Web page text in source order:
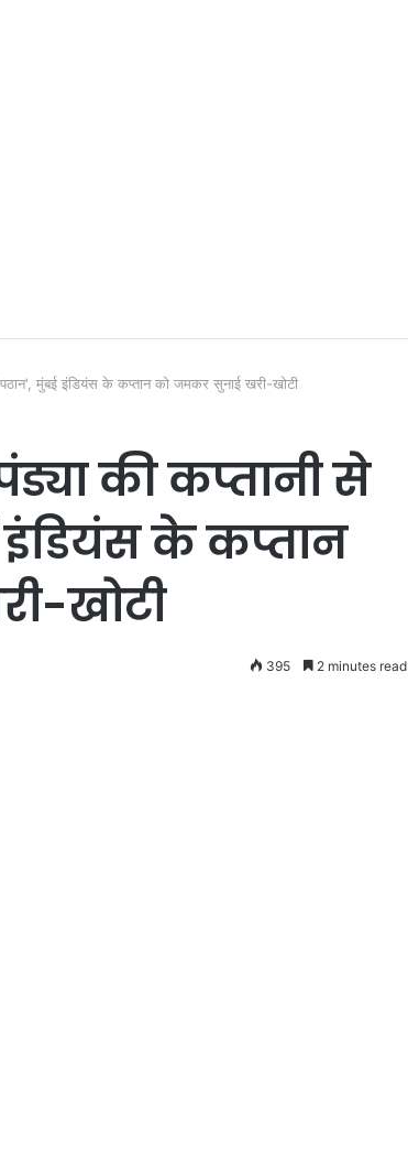
मुंबई इंडियंस के कप्तान को जमकर सुनाई खरी-खोटी
की कप्तानी से
के कप्तान
खोटी
395 2 minutes read